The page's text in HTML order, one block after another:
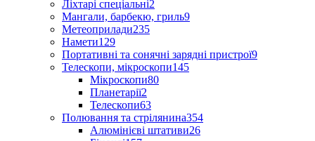
Ліхтарі спеціальні2
Мангали, барбекю, гриль9
Метеоприлади235
Намети129
Портативні та сонячні зарядні пристрої9
Телескопи, мікроскопи145
Мікроскопи80
Планетарії2
Телескопи63
Полювання та стрілянина354
Алюмінієві штативи26